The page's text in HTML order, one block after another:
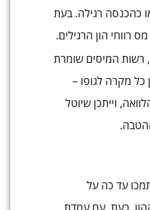
כהכנסה רגילה. בעת
רווחי הון הרגילים.
רשות המיסים שומרת
מקרה לגופו –
וייתכן שיוטל
עד כה על